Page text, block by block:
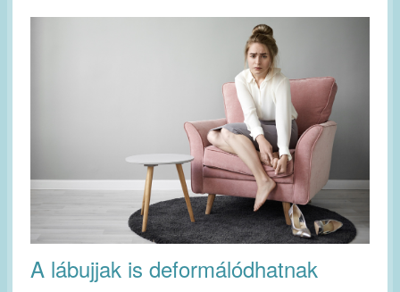
A lábujjak is deformálódhatnak